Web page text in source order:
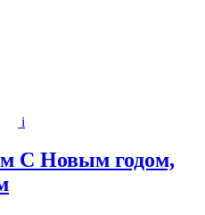
i
С Новым годом,